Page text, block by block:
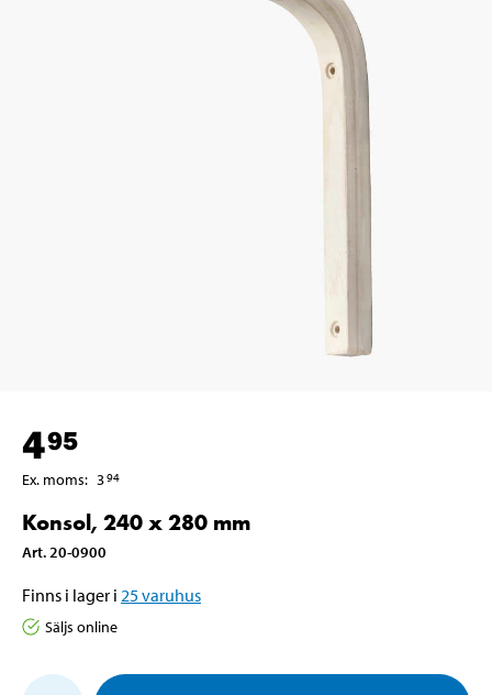
495
Ex. moms: 394
Konsol, 240 x 280 mm
Art. 20-0900
Finns i lager i 25varuhus
Säljs online